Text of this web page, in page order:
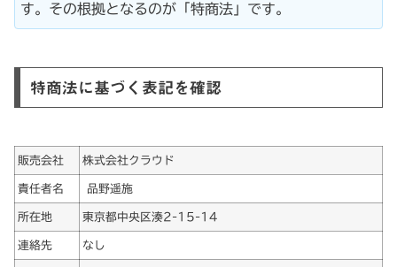
す。その根拠となるのが「特商法」です。
特商法に基づく表記を確認
販売会社 株式会社クラウド
責任者名 品野遥施
所在地 東京都中央区湊2-15-14
連絡先 なし